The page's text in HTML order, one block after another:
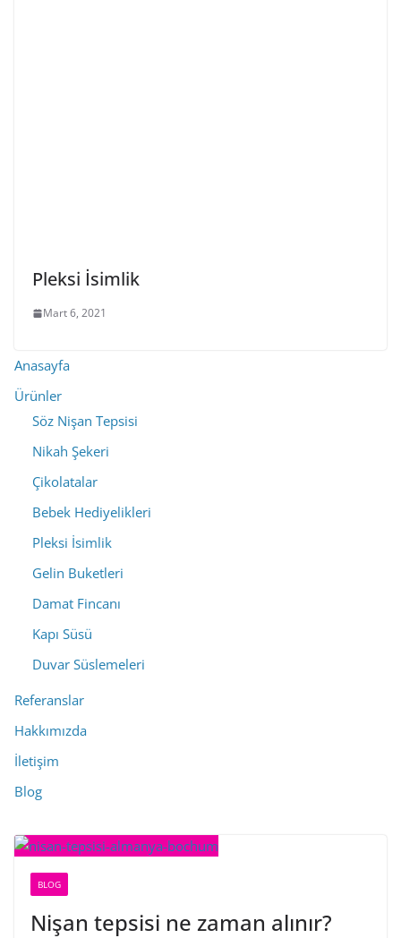
Pleksi İsimlik
Mart 6, 2021
Anasayfa
Ürünler
Söz Nişan Tepsisi
Nikah Şekeri
Çikolatalar
Bebek Hediyelikleri
Pleksi İsimlik
Gelin Buketleri
Damat Fincanı
Kapı Süsü
Duvar Süslemeleri
Referanslar
Hakkımızda
İletişim
Blog
BLOG
Nişan tepsisi ne zaman alınır?